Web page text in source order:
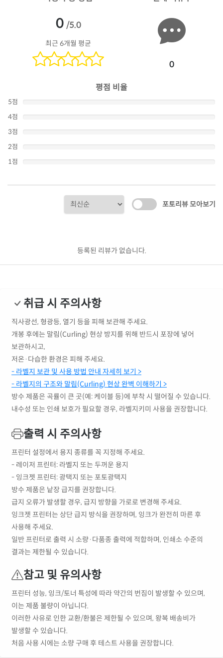
0 /5.0
최근 6개월 평균
0
평점 비율
5점
4점
3점
2점
1점
포토리뷰 모아보기
등록된 리뷰가 없습니다.
취급 시 주의사항
직사광선, 형광등, 열기 등을 피해 보관해 주세요.
개봉 후에는 말림(Curling) 현상 방지를 위해 반드시 포장에 넣어
보관하시고,
저온·다습한 환경은 피해 주세요.
- 라벨지 보관 및 사용 방법 안내 자세히 보기 >
- 라벨지의 구조와 말림(Curling) 현상 완벽 이해하기 >
방수 제품은 곡률이 큰 곳(예: 케이블 등)에 부착 시 떨어질 수 있습니다.
내수성 또는 인쇄 보호가 필요할 경우, 라벨지키미 사용을 권장합니다.
출력 시 주의사항
프린터 설정에서 용지 종류를 꼭 지정해 주세요.
- 레이저 프린터: 라벨지 또는 두꺼운 용지
- 잉크젯 프린터: 광택지 또는 포토광택지
방수 제품은 낱장 급지를 권장합니다.
급지 오류가 발생할 경우, 급지 방향을 가로로 변경해 주세요.
잉크젯 프린터는 상단 급지 방식을 권장하며, 잉크가 완전히 마른 후
사용해 주세요.
일반 프린터로 출력 시 소량·다품종 출력에 적합하며, 인쇄소 수준의
결과는 제한될 수 있습니다.
참고 및 유의사항
프린터 성능, 잉크/토너 특성에 따라 약간의 번짐이 발생할 수 있으며,
이는 제품 불량이 아닙니다.
이러한 사유로 인한 교환/환불은 제한될 수 있으며, 왕복 배송비가
발생할 수 있습니다.
처음 사용 시에는 소량 구매 후 테스트 사용을 권장합니다.